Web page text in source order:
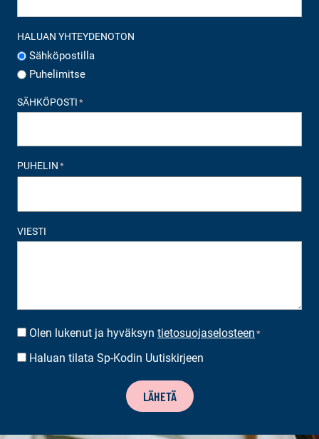
HALUAN YHTEYDENOTON
Sähköpostilla
Puhelimitse
SÄHKÖPOSTI *
PUHELIN *
VIESTI
SUOSTUMUS*
Olen lukenut ja hyväksyn tietosuojaselosteen *
UUTISKIRJEEN
Haluan tilata Sp-Kodin Uutiskirjeen
LÄHETÄ